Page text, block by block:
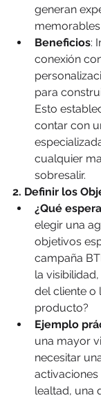
generan
Beneficios:
conexión
para
Esto
contar con
cualquier
sobresalir.
2. Definir los
¿Qué
elegir una
objetivos
campaña
la
del cliente o
producto?
Ejemplo
una mayor
necesitar
activaciones
lealtad, una